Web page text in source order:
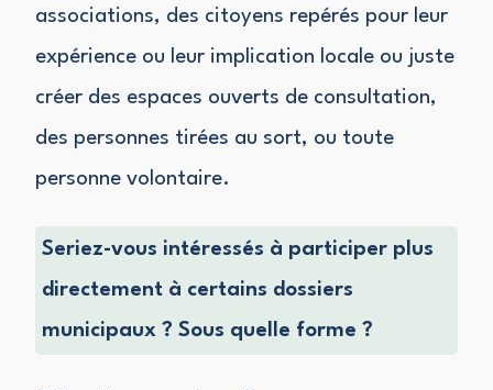
associations, des citoyens repérés pour leur
expérience ou leur implication locale ou juste
créer des espaces ouverts de consultation,
des personnes tirées au sort, ou toute
personne volontaire.
Seriez-vous intéressés à participer plus
directement à certains dossiers
municipaux ? Sous quelle forme ?